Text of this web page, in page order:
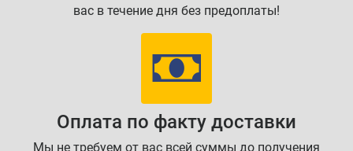
вас в течение дня без предоплаты!
Оплата по факту доставки
Мы не требуем от вас всей суммы до получения